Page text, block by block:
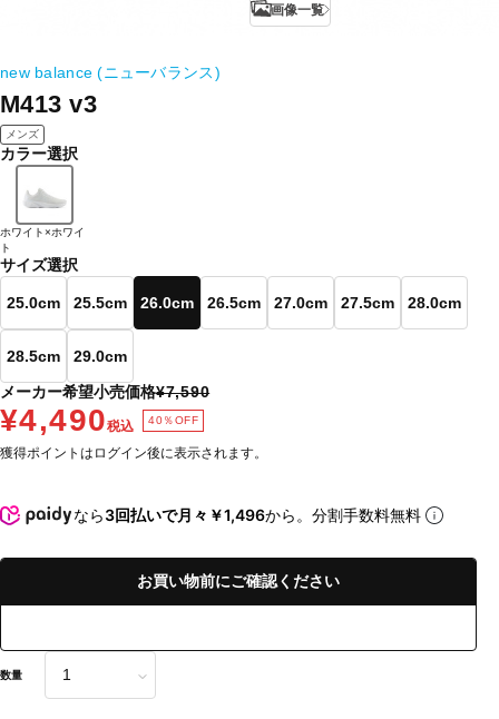
画像一覧
new balance (ニューバランス)
M413 v3
メンズ
カラー選択
ホワイト×ホワイ
ト
サイズ選択
25.0cm 25.5cm 26.0cm 26.5cm 27.0cm 27.5cm 28.0cm
28.5cm
29.0cm
メーカー希望小売価格¥7,590
¥4,490税込 40％OFF
獲得ポイントはログイン後に表示されます。
なら3回払いで月々￥1,496から。分割手数料無料
お買い物前にご確認ください
数量